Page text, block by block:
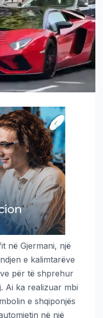
në Gjermani, një
e kalimtarëve
për të shprehur
Ai ka realizuar mbi
e shqiponjës
në një